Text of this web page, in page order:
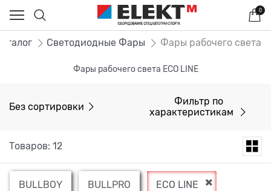
0
Светодиодные Фары Фары рабочего света
Фары рабочего света ECO LINE
Без сортировки
Фильтр по
характеристикам
Товаров: 12
BULLBOY BULLPRO ECO LINE